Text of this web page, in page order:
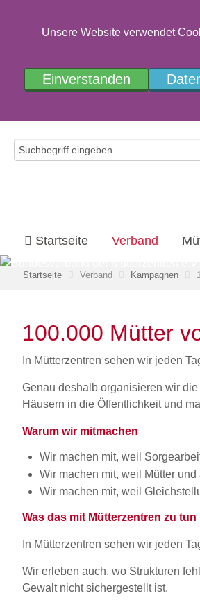
Unsere Website verwendet
Einverstanden
Startseite Verband
Startseite Verband Kampagnen
100.000 Mütter
In Mütterzentren sehen wir jeden
Genau deshalb organisieren wir die
Häusern in die Öffentlichkeit und
Warum wir mitmachen
Wir machen mit, weil
Wir machen mit, weil Mütter
Wir machen mit, weil
Was das mit Mütterzentren zu tun
In Mütterzentren sehen wir jeden
Wir erleben auch, wo Strukturen
Gewalt nicht sichergestellt ist.